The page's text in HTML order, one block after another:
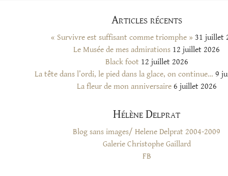
Articles récents
« Survivre est suffisant comme triomphe » 31 juillet
Le Musée de mes admirations 12 juillet 2026
Black foot 12 juillet 2026
La tête dans l’ordi, le pied dans la glace, on continue… 9
La fleur de mon anniversaire 6 juillet 2026
Hélène Delprat
Blog sans images/ Helene Delprat 2004-2009
Galerie Christophe Gaillard
FB